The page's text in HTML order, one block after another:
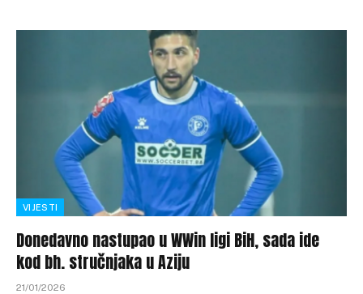
VIJESTI
Donedavno nastupao u WWin ligi BiH, sada ide
kod bh. stručnjaka u Aziju
21/01/2026